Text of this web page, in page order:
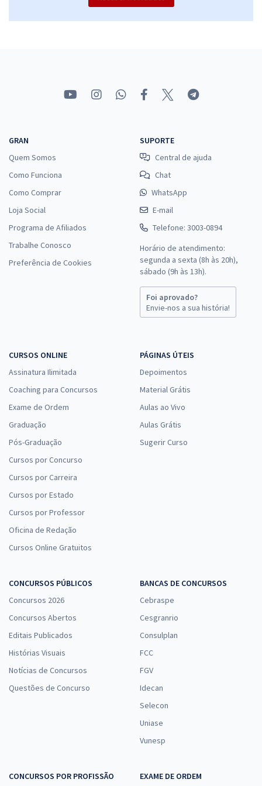
GRAN
Quem Somos
Como Funciona
Como Comprar
Loja Social
Programa de Afiliados
Trabalhe Conosco
Preferência de Cookies
SUPORTE
Central de ajuda
Chat
WhatsApp
E-mail
Telefone: 3003-0894
Horário de atendimento:
segunda a sexta (8h às 20h),
sábado (9h às 13h).
Foi aprovado?
Envie-nos a sua história!
CURSOS ONLINE
Assinatura Ilimitada
Coaching para Concursos
Exame de Ordem
Graduação
Pós-Graduação
Cursos por Concurso
Cursos por Carreira
Cursos por Estado
Cursos por Professor
Oficina de Redação
Cursos Online Gratuitos
PÁGINAS ÚTEIS
Depoimentos
Material Grátis
Aulas ao Vivo
Aulas Grátis
Sugerir Curso
CONCURSOS PÚBLICOS
Concursos 2026
Concursos Abertos
Editais Publicados
Histórias Visuais
Notícias de Concursos
Questões de Concurso
BANCAS DE CONCURSOS
Cebraspe
Cesgranrio
Consulplan
FCC
FGV
Idecan
Selecon
Uniase
Vunesp
CONCURSOS POR PROFISSÃO EXAME DE ORDEM